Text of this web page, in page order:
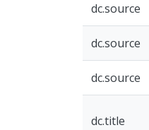
dc.source
dc.source
dc.source
dc.title